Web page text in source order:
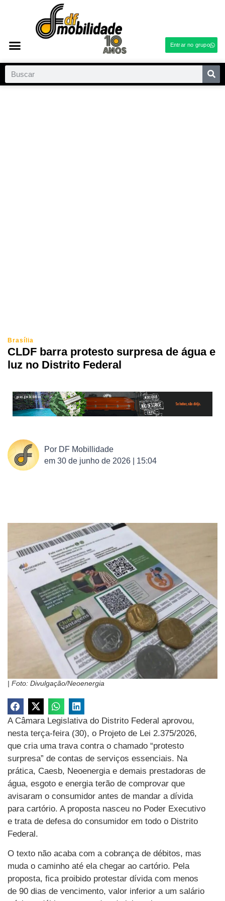
Entrar no grupo
Brasília
CLDF barra protesto surpresa de água e
luz no Distrito Federal
Por DF Mobillidade
em 30 de junho de 2026 | 15:04
| Foto: Divulgação/Neoenergia
A Câmara Legislativa do Distrito Federal aprovou,
nesta terça-feira (30), o Projeto de Lei 2.375/2026,
que cria uma trava contra o chamado “protesto
surpresa” de contas de serviços essenciais. Na
prática, Caesb, Neoenergia e demais prestadoras de
água, esgoto e energia terão de comprovar que
avisaram o consumidor antes de mandar a dívida
para cartório. A proposta nasceu no Poder Executivo
e trata de defesa do consumidor em todo o Distrito
Federal.
O texto não acaba com a cobrança de débitos, mas
muda o caminho até ela chegar ao cartório. Pela
proposta, fica proibido protestar dívida com menos
de 90 dias de vencimento, valor inferior a um salário